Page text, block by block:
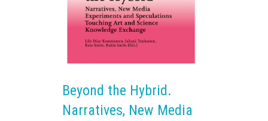
Beyond the Hybrid.
Narratives, New Media